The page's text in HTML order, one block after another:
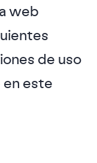
web
de uso
en este